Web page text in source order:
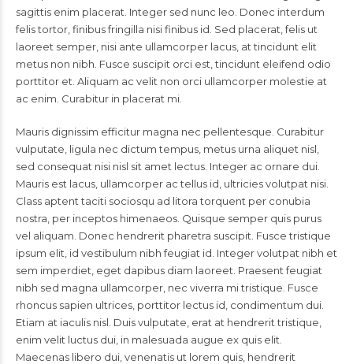
sagittis enim placerat. Integer sed nunc leo. Donec interdum
felis tortor, finibus fringilla nisi finibus id. Sed placerat, felis ut
laoreet semper, nisi ante ullamcorper lacus, at tincidunt elit
metus non nibh. Fusce suscipit orci est, tincidunt eleifend odio
porttitor et. Aliquam ac velit non orci ullamcorper molestie at
ac enim. Curabitur in placerat mi.
Mauris dignissim efficitur magna nec pellentesque. Curabitur
vulputate, ligula nec dictum tempus, metus urna aliquet nisl,
sed consequat nisi nisl sit amet lectus. Integer ac ornare dui.
Mauris est lacus, ullamcorper ac tellus id, ultricies volutpat nisi.
Class aptent taciti sociosqu ad litora torquent per conubia
nostra, per inceptos himenaeos. Quisque semper quis purus
vel aliquam. Donec hendrerit pharetra suscipit. Fusce tristique
ipsum elit, id vestibulum nibh feugiat id. Integer volutpat nibh et
sem imperdiet, eget dapibus diam laoreet. Praesent feugiat
nibh sed magna ullamcorper, nec viverra mi tristique. Fusce
rhoncus sapien ultrices, porttitor lectus id, condimentum dui.
Etiam at iaculis nisl. Duis vulputate, erat at hendrerit tristique,
enim velit luctus dui, in malesuada augue ex quis elit.
Maecenas libero dui, venenatis ut lorem quis, hendrerit